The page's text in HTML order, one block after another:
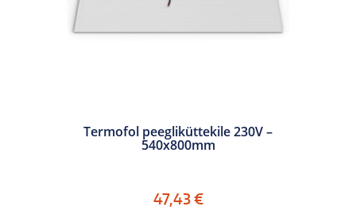
Termofol peegliküttekile 230V –
540x800mm
47,43€